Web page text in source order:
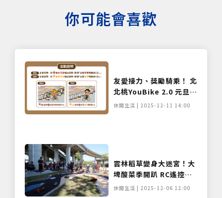
你可能會喜歡
友愛接力、獎勵騎乘！ 北
北桃YouBike 2.0 元旦起
借還空滿站就賺騎乘金
休閒生活 | 2025-12-11 14:00
雲林稻草變身大迷宮！大
埤酸菜季開趴 RC遙控車
飆速超好玩
休閒生活 | 2025-12-06 12:00